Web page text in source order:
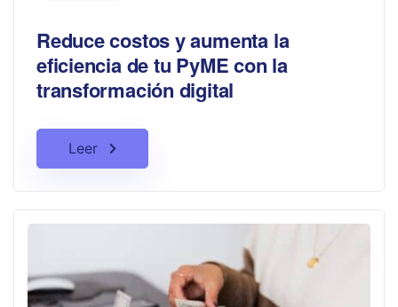
Reduce costos y aumenta la
eficiencia de tu PyME con la
transformación digital
Leer